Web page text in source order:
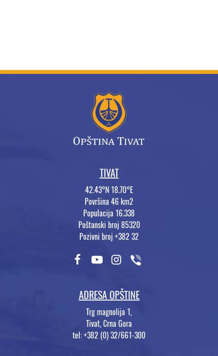
TIVAT
42.43°N 18.70°E
Površina 46 km2
Populacija 16.338
Poštanski broj 85320
Pozivni broj +382 32
ADRESA OPŠTINE
Trg magnolija 1,
Tivat, Crna Gora
tel: +382 (0) 32/661-300